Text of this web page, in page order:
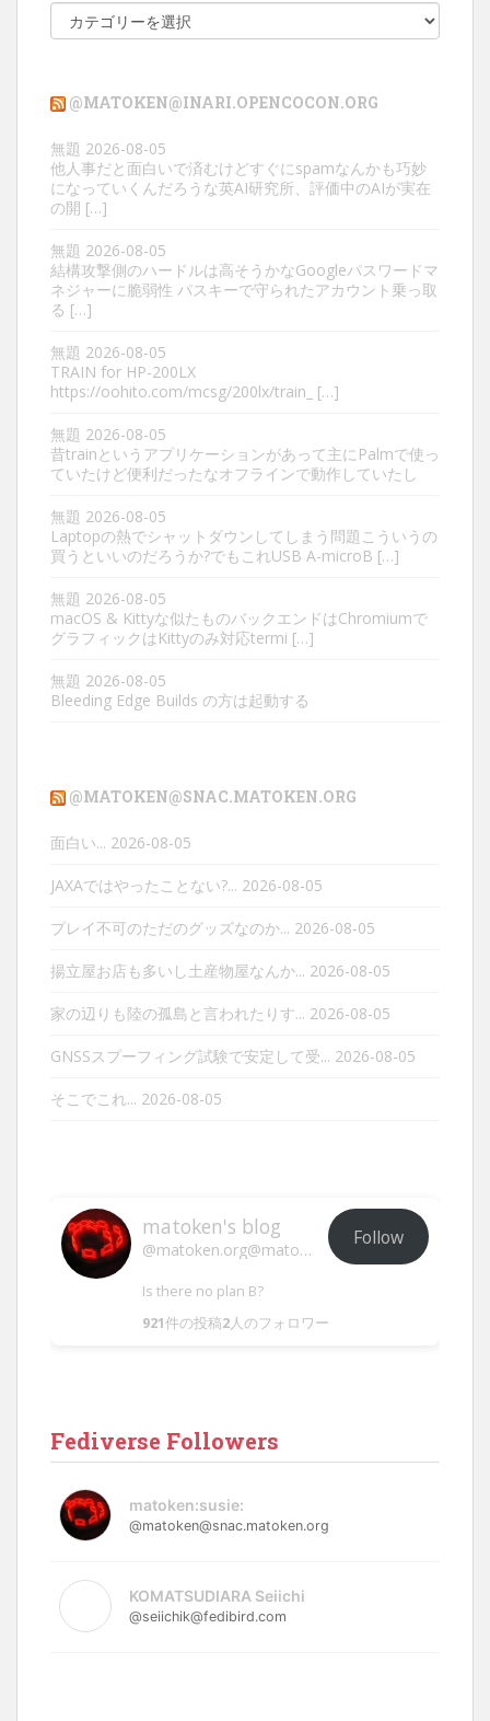
テ
ー
@MATOKEN@INARI.OPENCOCON.ORG
無題 2026-08-05
他人事だと面白いで済むけどすぐにspamなんかも巧妙
になっていくんだろうな英AI研究所、評価中のAIが実在
の開 […]
無題 2026-08-05
結構攻撃側のハードルは高そうかなGoogleパスワードマ
ネジャーに脆弱性 パスキーで守られたアカウント乗っ取
る […]
無題 2026-08-05
TRAIN for HP-200LX
https://oohito.com/mcsg/200lx/train_ […]
無題 2026-08-05
昔trainというアプリケーションがあって主にPalmで使っ
ていたけど便利だったなオフラインで動作していたし
無題 2026-08-05
Laptopの熱でシャットダウンしてしまう問題こういうの
買うといいのだろうか?でもこれUSB A-microB […]
無題 2026-08-05
macOS & Kittyな似たものバックエンドはChromiumで
グラフィックはKittyのみ対応termi […]
無題 2026-08-05
Bleeding Edge Builds の方は起動する
@MATOKEN@SNAC.MATOKEN.ORG
面白い... 2026-08-05
JAXAではやったことない?... 2026-08-05
プレイ不可のただのグッズなのか... 2026-08-05
揚立屋お店も多いし土産物屋なんか... 2026-08-05
家の辺りも陸の孤島と言われたりす... 2026-08-05
GNSSスプーフィング試験で安定して受... 2026-08-05
そこでこれ... 2026-08-05
matoken's blog
@matoken.org@matoken.org
Follow
Is there no plan B?
921件の投稿2人のフォロワー
Fediverse Followers
matoken:susie:
@matoken@snac.matoken.org
KOMATSUDIARA Seiichi
@seiichik@fedibird.com